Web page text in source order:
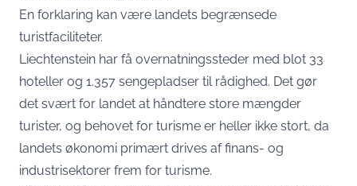
En forklaring kan være landets begrænsede
turistfaciliteter.
Liechtenstein har få overnatningssteder med blot 33
hoteller og 1.357 sengepladser til rådighed. Det gør
det svært for landet at håndtere store mængder
turister, og behovet for turisme er heller ikke stort, da
landets økonomi primært drives af finans- og
industrisektorer frem for turisme.